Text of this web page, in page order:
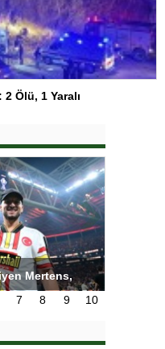
Ölü, 1 Yaralı
Mertens,
istedi
7 8 9 10